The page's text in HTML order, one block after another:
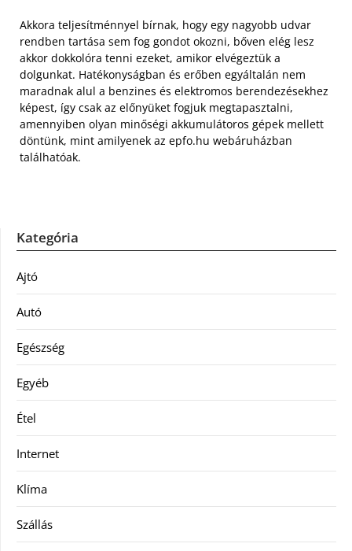
Akkora teljesítménnyel bírnak, hogy egy nagyobb udvar
rendben tartása sem fog gondot okozni, bőven elég lesz
akkor dokkolóra tenni ezeket, amikor elvégeztük a
dolgunkat. Hatékonyságban és erőben egyáltalán nem
maradnak alul a benzines és elektromos berendezésekhez
képest, így csak az előnyüket fogjuk megtapasztalni,
amennyiben olyan minőségi akkumulátoros gépek mellett
döntünk, mint amilyenek az epfo.hu webáruházban
találhatóak.
Kategória
Ajtó
Autó
Egészség
Egyéb
Étel
Internet
Klíma
Szállás